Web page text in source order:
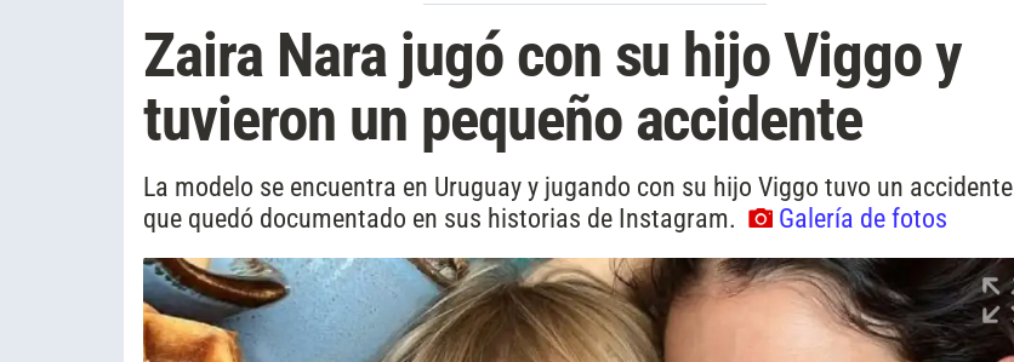
Zaira Nara jugó con su hijo Viggo y
tuvieron un pequeño accidente
La modelo se encuentra en Uruguay y jugando con su hijo Viggo tuvo un accidente
que quedó documentado en sus historias de Instagram.
Galería de fotos